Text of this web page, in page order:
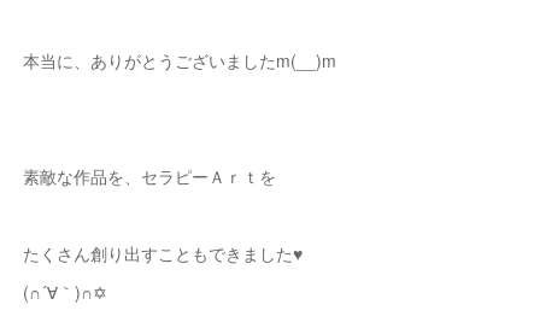
本当に、ありがとうございましたm(__)m
素敵な作品を、セラピーＡｒｔを
たくさん創り出すこともできました♥
(∩´∀｀)∩✡